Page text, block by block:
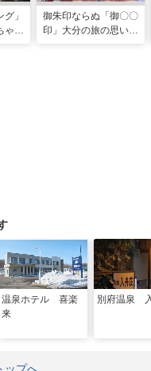
」
ゃ
御朱印ならぬ「御〇〇
印」大分の旅の思い出
温泉ホテル 喜楽
来
別府温泉